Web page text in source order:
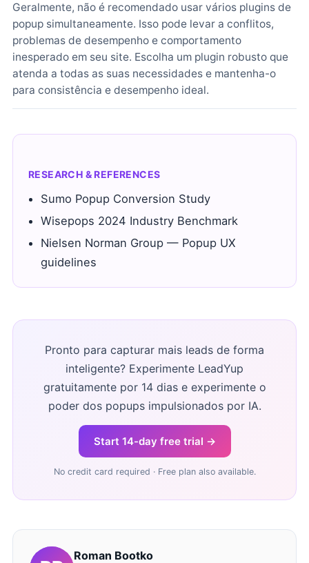
Geralmente, não é recomendado usar vários plugins de
popup simultaneamente. Isso pode levar a conflitos,
problemas de desempenho e comportamento
inesperado em seu site. Escolha um plugin robusto que
atenda a todas as suas necessidades e mantenha-o
para consistência e desempenho ideal.
RESEARCH & REFERENCES
Sumo Popup Conversion Study
Wisepops 2024 Industry Benchmark
Nielsen Norman Group — Popup UX
guidelines
Pronto para capturar mais leads de forma
inteligente? Experimente LeadYup
gratuitamente por 14 dias e experimente o
poder dos popups impulsionados por IA.
Start 14-day free trial →
No credit card required · Free plan also available.
Roman Bootko